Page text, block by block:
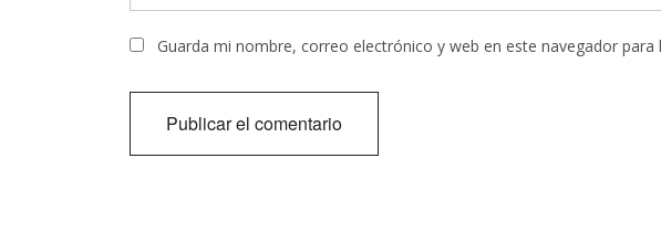
Guarda mi nombre, correo electrónico y web en este navegador